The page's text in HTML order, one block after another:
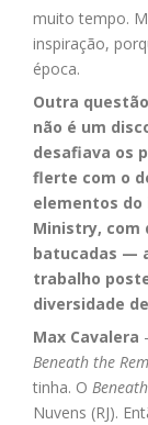
muito tempo.
inspiração,
época.
Outra
não é um
desafiava os
flerte com o
elementos
Ministry, com
batucadas —
trabalho
diversidade
Max Cavalera
Beneath the
tinha. OBeneath
Nuvens (RJ).